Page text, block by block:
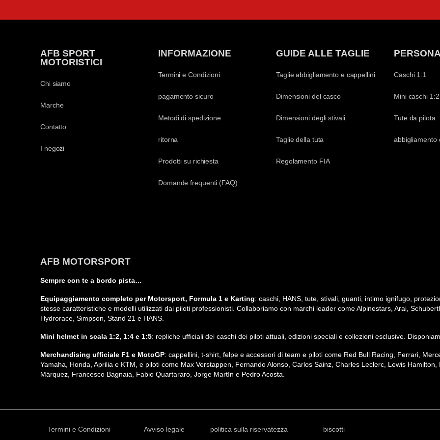
AFB SPORT
MOTORISTICI
Chi siamo
Marche
Contatto
I negozi
INFORMAZIONE
Termini e Condizioni
pagamento sicuro
Metodi di spedizione
ritorna
Prodotti su richiesta
Domande frequenti (FAQ)
GUIDE ALLE TAGLIE
Taglie abbigliamento e cappellini
Dimensioni del casco
Dimensioni degli stivali
Taglie della tuta
Regolamento FIA
Caschi 1:1
Mini caschi 1:2
Tute da pilota
abbigliamento
AFB MOTORSPORT
Sempre con te a bordo pista…
Equipaggiamento completo per Motorsport, Formula 1 e Karting: caschi, HANS, tute, stivali, guanti, intimo ignifugo,
stesse caratteristiche e modelli utilizzati dai piloti professionisti. Collaboriamo con marchi leader come Alpinestars, Arai,
Hydrorace, Simpson, Stand 21 e HANS.
Mini helmet in scala 1:2, 1:4 e 1:5: repliche ufficiali dei caschi dei piloti attuali, edizioni speciali e collezioni esclusive.
Merchandising ufficiale F1 e MotoGP: cappellini, t-shirt, felpe e accessori di team e piloti come Red Bull Racing, Ferrari,
Yamaha, Honda, Aprilia e KTM, e piloti come Max Verstappen, Fernando Alonso, Carlos Sainz, Charles Leclerc, Lewis
Márquez, Francesco Bagnaia, Fabio Quartararo, Jorge Martín e Pedro Acosta.
Termini e Condizioni Avviso legale politica sulla riservatezza biscotti